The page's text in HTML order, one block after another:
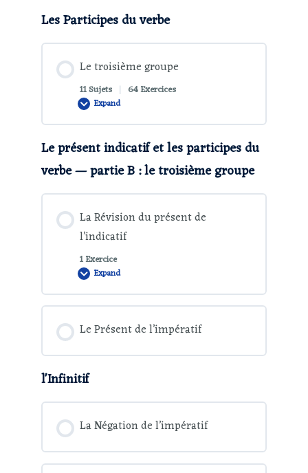
Les Participes du verbe
Le troisième groupe
11 Sujets | 64 Exercices
Expand
Le présent indicatif et les participes du
verbe — partie B : le troisième groupe
La Révision du présent de
l’indicatif
1 Exercice
Expand
Le Présent de l’impératif
l'Infinitif
La Négation de l’impératif